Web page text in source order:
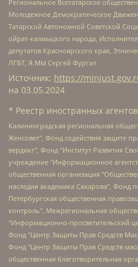
Региональное Всетатарское
Молодежное Демократическое
Татарской Автономной Советской
ойрат-калмыцкого народа,
депутатов Красноярского края,
ЛГБТ, Я.МЫ Сергей Фургал
Источник: https://
на 03.05.2024
* Реестр иностранных
Калининградская региональная общественная организация "Экозащита!-Женсовет", Фонд содействия защите прав и свобод граждан "Общественный вердикт", Фонд "Институт Развития Свободы Информации", Частное учреждение "Информационное агентство МЕМО. РУ", Региональная общественная организация "Общественная комиссия по сохранению наследия академика Сахарова", Фонд поддержки свободы прессы, Санкт-Петербургская общественная правозащитная организация "Гражданский контроль", Межрегиональная общественная организация "Информационно-просветительский центр "Мемориал", Региональный Фонд "Центр Защиты Прав Средств Массовой Информации", с 05.12.2023 Фонд "Центр Защиты Прав Средств массовой информации", Региональная общественная благотворительная организация помощи беженцам и мигрантам "Гражданское содействие", Негосударственное образовательное учреждение дополнительного профессионального образования (повышение квалификации) специалистов "АКАДЕМИЯ ПО ПРАВАМ ЧЕЛОВЕКА", Свердловская региональная общественная организация "Сутяжник", Автономная некоммерческая организация "Центр независимых социологических исследований", Союз общественных объединений "Российский исследовательский центр по правам человека", Региональное общественное учреждение научно-информационный центр "МЕМОРИАЛ", Некоммерческая организация "Фонд защиты гласности", Автономная некоммерческая организация "Институт прав человека", Городская общественная организация "Екатеринбургское общество "МЕМОРИАЛ", Городская общественная организация "Рязанское историко-просветительское и правозащитное общество "Мемориал" (Рязанский Мемориал), Челябинский региональный орган общественной самодеятельности – женское общественное объединение "Женщины Евразии", Челябинский региональный орган общественной самодеятельности "Уральская правозащитная группа", Фонд содействия защите здоровья и социальной справедливости имени Андрея Рылькова, Автономная Некоммерческая Организация "Аналитический Центр Юрия Левады", Автономная некоммерческая организация социальной поддержки населения "Проект Апрель", Региональная общественная организация помощи женщинам и детям, находящимся в кризисной ситуации "Информационно-методический центр "Анна", Фонд содействия развитию массовых коммуникаций и правовому просвещению "Так-так-Так", Фонд содействия устойчивому развитию "Серебряная тайга", Свердловский региональный общественный фонд социальных проектов "Новое время", "Idel.Реалии", Кавказ.Реалии, Крым.Реалии, Телеканал Настоящее Время, Татаро-башкирская служба Радио Свобода (Azatliq Radiosi), Радио Свободная Европа/Радио Свобода (PCE/PC), "Сибирь.Реалии", "Фактограф", Благотворительный фонд помощи осужденным и их семьям, Автономная некоммерческая организация "Институт глобализации и социальных движений", Фонд "В защиту прав заключенных", Частное учреждение "Центр поддержки и содействия развитию средств массовой информации", Пензенский региональный общественный благотворительный фонд "Гражданский союз", "Север.Реалии", Некоммерческая организация Фонд "Правовая инициатива", Общество с ограниченной ответственностью "Радио Свободная Европа/Радио Свобода", Чешское информационное агентство "MEDIUM-ORIENT", Красноярская региональная общественная организация "Мы против СПИДа", Камалягин Денис Николаевич, Маркелов Сергей Евгеньевич, Пономарев Лев Александрович, Савицкая Людмила Алексеевна, Автономная некоммерческая организация "Центр по работе с проблемой насилия "НАСИЛИЮ.НЕТ", Межрегиональный профессиональный союз работников здравоохранения "Альянс врачей", Юридическое лицо, зарегистрированное в Латвийской Республике, SIA "Medusa Project" (регистрационный номер 40103797863, дата регистрации 10.06.2014), Некоммерческая организация "Фонд по борьбе с коррупцией", Автономная некоммерческая организация "Институт права и публичной политики", Баданин Роман Сергеевич, Гликин Максим Александрович, Железнова Мария Михайловна, Лукьянова Юлия Сергеевна, Маетная Елизавета Витальевна, Маняхин Петр Борисович, Чуракова Ольга Владимировна, Ярош Юлия Петровна, Юридическое лицо "The Insider SIA", зарегистрированное в Риге, Латвийская Республика (дата регистрации 26.06.2015), являющееся администратором доменного имени интернет-издания "The Insider SIA", https://theins.ru, Постернак Алексей Евгеньевич, Рубин Михаил Аркадьевич, Анин Роман Александрович, Юридическое лицо Istories fonds, зарегистрированное в Латвийской Республике (регистрационный номер 50008295751, дата регистрации 24.02.2020), Великовский Дмитрий Александрович, Долинина Ирина Николаевна, Мароховская Алеся Алексеевна, Шлейнов Роман Юрьевич, Шмагун Олеся Валентиновна, Общество с ограниченной ответственностью "Альтаир 2021", Общество с ограниченной ответственностью "Вега 2021", Общество с ограниченной ответственностью "Главный редактор 2021", Общество с ограниченной ответственностью "Ромашки монолит", Важенков Артем Валерьевич, Ивановская областная общественная организация "Центр гендерных исследований", Гурман Юрий Альбертович, Медиапроект "ОВД-Инфо", Егоров Владимир Владимирович, Жилинский Владимир Александрович, Общество с ограниченной ответственностью "ЗП", Иванова София Юрьевна, Карезина Инна Павловна, Кильтау Екатерина Викторовна,